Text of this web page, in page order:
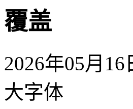
覆盖
2026年05月
大字体